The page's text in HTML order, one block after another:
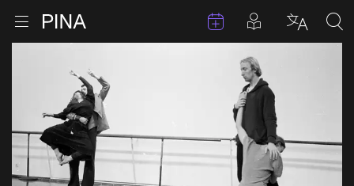
Ouvrir le menu Retour à la page d'accueil Évenements
Articles en